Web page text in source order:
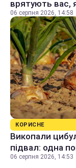
врятують вас,
06 серпня 2026, 14:58
КОРИСНЕ
Викопали
підвал: одна
06 серпня 2026, 14:53